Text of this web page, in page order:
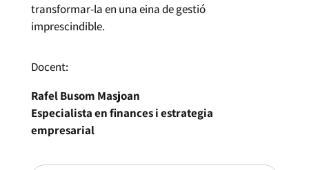
transformar-la en una eina de gestió
imprescindible.
Docent:
Rafel Busom Masjoan
Especialista en finances i estrategia
empresarial